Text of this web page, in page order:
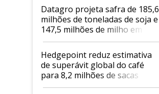
Datagro projeta safra de 185,6
milhões de toneladas de soja e
147,5 milhões de milho em
2026/27
Hedgepoint reduz estimativa
de superávit global do café
para 8,2 milhões de sacas